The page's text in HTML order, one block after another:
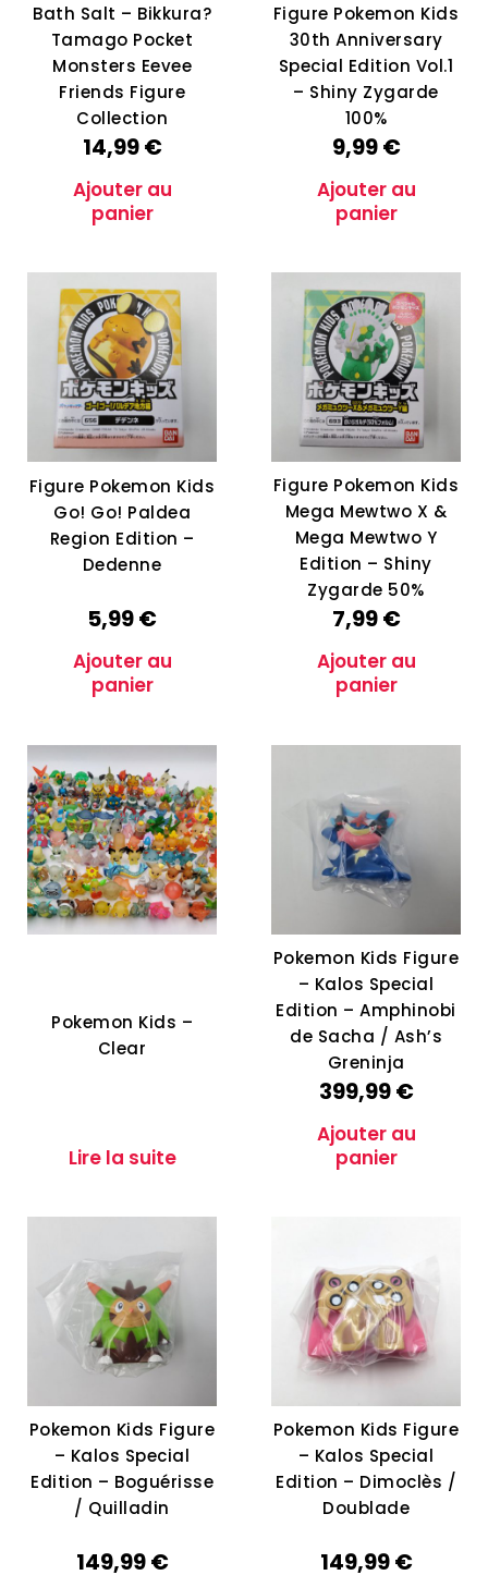
Bath Salt – Bikkura?
Tamago Pocket
Monsters Eevee
Friends Figure
Collection
14,99€
Ajouter au
panier
Figure Pokemon Kids
30th Anniversary
Special Edition Vol.1
– Shiny Zygarde
100%
9,99€
Ajouter au
panier
Figure Pokemon Kids
Go! Go! Paldea
Region Edition –
Dedenne
5,99€
Ajouter au
panier
Figure Pokemon Kids
Mega Mewtwo X &
Mega Mewtwo Y
Edition – Shiny
Zygarde 50%
7,99€
Ajouter au
panier
Pokemon Kids –
Clear
Lire la suite
Pokemon Kids Figure
– Kalos Special
Edition – Amphinobi
de Sacha / Ash’s
Greninja
399,99€
Ajouter au
panier
Pokemon Kids Figure
– Kalos Special
Edition – Boguérisse
/ Quilladin
149,99€
Pokemon Kids Figure
– Kalos Special
Edition – Dimoclès /
Doublade
149,99€